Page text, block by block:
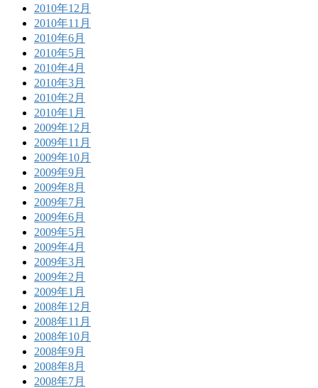
2010年12月
2010年11月
2010年6月
2010年5月
2010年4月
2010年3月
2010年2月
2010年1月
2009年12月
2009年11月
2009年10月
2009年9月
2009年8月
2009年7月
2009年6月
2009年5月
2009年4月
2009年3月
2009年2月
2009年1月
2008年12月
2008年11月
2008年10月
2008年9月
2008年8月
2008年7月